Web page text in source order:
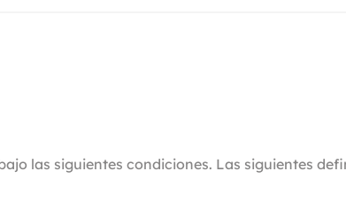
las siguientes condiciones. Las siguientes